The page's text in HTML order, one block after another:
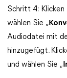
Schritt 4: Klicken
wählen Sie „
Audiodatei mit
hinzugefügt.
und wählen Sie „